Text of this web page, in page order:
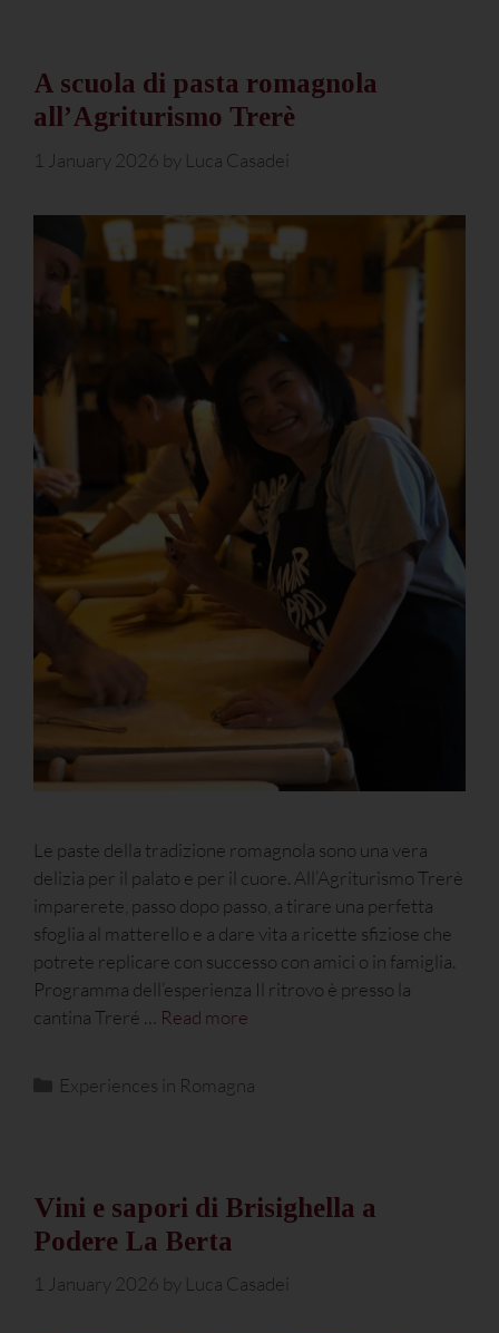
A scuola di pasta romagnola
all’Agriturismo Trerè
1 January 2026 by Luca Casadei
Le paste della tradizione romagnola sono una vera
delizia per il palato e per il cuore. All’Agriturismo Trerè
imparerete, passo dopo passo, a tirare una perfetta
sfoglia al matterello e a dare vita a ricette sfiziose che
potrete replicare con successo con amici o in famiglia.
Programma dell’esperienza Il ritrovo è presso la
cantina Treré … Read more
Experiences in Romagna
Vini e sapori di Brisighella a
Podere La Berta
1 January 2026 by Luca Casadei